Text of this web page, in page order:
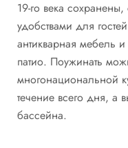
19-го века
удобствами для
антикварная мебель
патио. Поужинать
многонациональной
течение всего дня, а
бассейна.